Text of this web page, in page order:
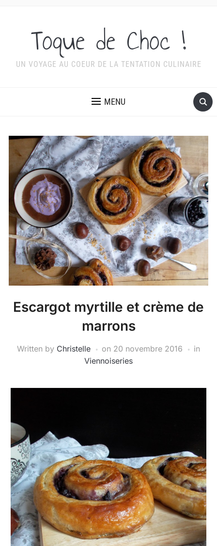
Toque de Choc !
UN VOYAGE AU COEUR DE LA TENTATION CULINAIRE
MENU
Escargot myrtille et crème de
marrons
Written by Christelle on 20 novembre 2016
in
Viennoiseries